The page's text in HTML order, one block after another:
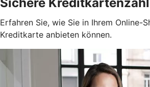
Sichere
Erfahren Sie, wie Sie in Ihrem Online-
Kreditkarte anbieten können.